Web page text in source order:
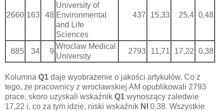
2660 163 48
University of
Environmental
and Life
Sciences
437 15,33 25,4 0,48
885 34 9
Wroclaw Medical
University
2793 11,71 17,22 0,38
Kolumna Q1 daje wyobrażenie o jakości artykułów. Co z
tego, że pracownicy z wrocławskiej AM opublikowali 2793
prace, skoro uzyskali wskaźnik Q1 wynoszący zaledwie
17,22 i, co za tym idzie, niski wskaźnik NI 0,38. Wszystkie